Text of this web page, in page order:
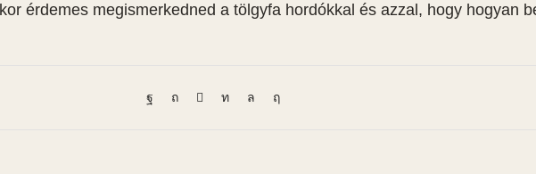
érdemes megismerkedned a tölgyfa hordókkal és azzal, hogy hogyan